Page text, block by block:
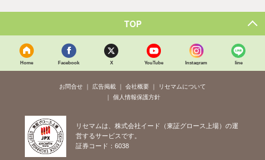
TOP
Home Facebook X YouTube Instagram line
お問合せ 広告掲載 会社概要
リセマムについて
個人情報保護方針
リセマムは、株式会社イード（東証グロース上場）の運
営するサービスです。
証券コード：6038